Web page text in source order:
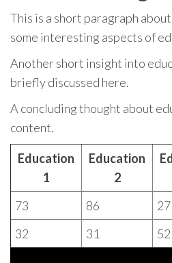
This is a short paragraph
some interesting aspects of
Another short insight into
briefly discussed here.
A concluding thought about
content.
Education
1
Education
2
73
86 27
32
31 52